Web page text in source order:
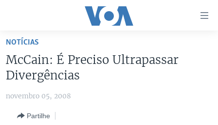
Acesso
para
artigo
GUINÉ-BISSAU
AFRICA AGORA
VÍDEOS
ÁUDIO
NOTÍCIAS
McCain: É Preciso Ultrapassar
Divergências
novembro 05, 2008
Partilhe